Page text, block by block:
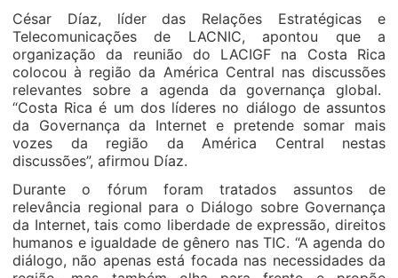
César Díaz, líder das Relações Estratégicas e
Telecomunicações de LACNIC, apontou que a
organização da reunião do LACIGF na Costa Rica
colocou à região da América Central nas discussões
relevantes sobre a agenda da governança global.
“Costa Rica é um dos líderes no diálogo de assuntos
da Governança da Internet e pretende somar mais
vozes da região da América Central nestas
discussões”, afirmou Díaz.
Durante o fórum foram tratados assuntos de
relevância regional para o Diálogo sobre Governança
da Internet, tais como liberdade de expressão, direitos
humanos e igualdade de gênero nas TIC. “A agenda do
diálogo, não apenas está focada nas necessidades da